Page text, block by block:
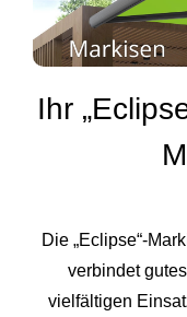
Ihr
Die „Eclipse“-
verbindet
vielfältigen